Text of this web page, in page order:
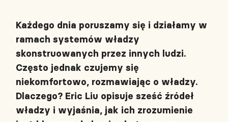
Każdego dnia poruszamy się i działamy w
ramach systemów władzy
skonstruowanych przez innych ludzi.
Często jednak czujemy się
niekomfortowo, rozmawiając o władzy.
Dlaczego? Eric Liu opisuje sześć źródeł
władzy i wyjaśnia, jak ich zrozumienie